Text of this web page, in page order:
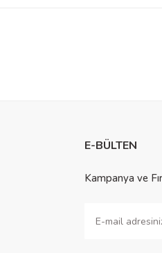
E-BÜLTEN
Kampanya ve